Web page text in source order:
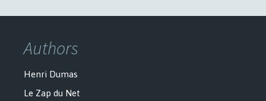
Authors
Henri Dumas
Le Zap du Net